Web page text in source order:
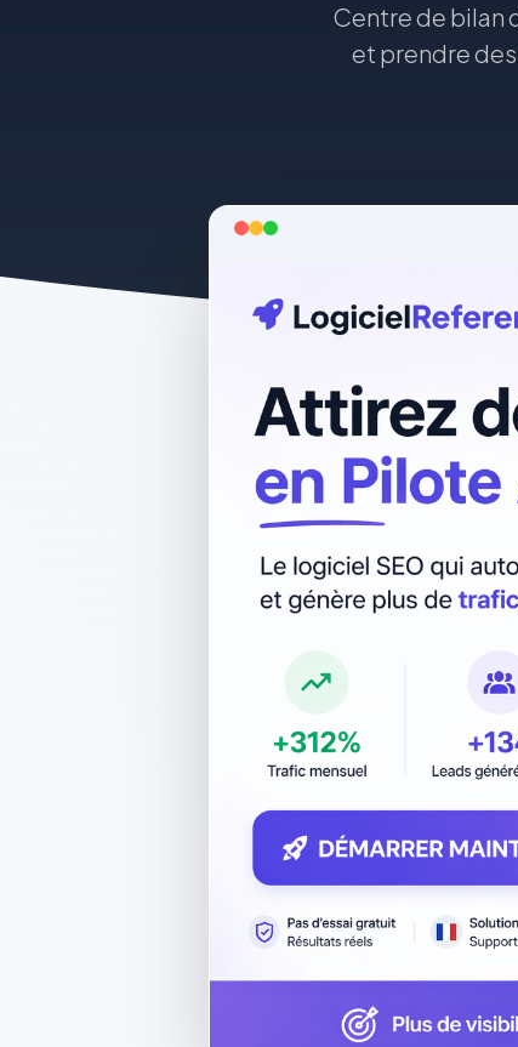
Centre de bilan
et prendre